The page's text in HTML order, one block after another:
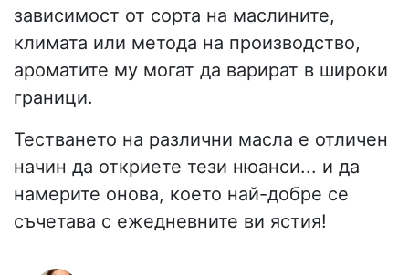
зависимост от сорта на маслините,
климата или метода на производство,
ароматите му могат да варират в широки
граници.
Тестването на различни масла е отличен
начин да откриете тези нюанси... и да
намерите онова, което най-добре се
съчетава с ежедневните ви ястия!